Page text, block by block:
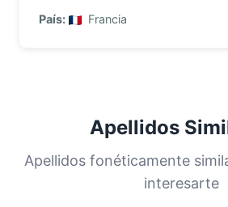
País: Francia
Apellidos
Apellidos fonéticamente
interesarte